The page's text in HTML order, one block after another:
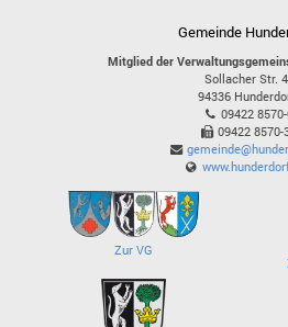
Gemeinde
Mitglied der
Sollacher Str. 4
94336
09422
09422 8570-
Zur VG